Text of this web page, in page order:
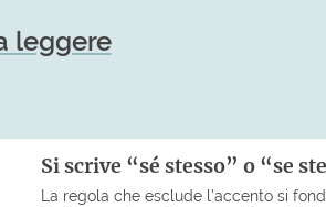
leggere
Si scrive “sé stesso” o “se
La regola che esclude l’accento si